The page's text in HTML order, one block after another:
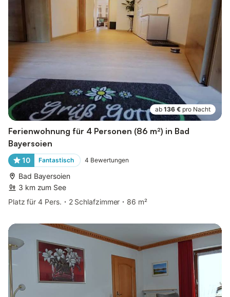
ab 136 € pro Nacht
Ferienwohnung für 4 Personen (86 m²) in Bad
Bayersoien
10 Fantastisch 4 Bewertungen
Bad Bayersoien
3 km zum See
Platz für 4 Pers.
2 Schlafzimmer 86 m²